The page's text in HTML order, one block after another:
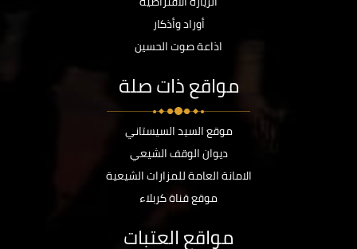
أوراد وأذكار
اذاعة صوت الحسين
مواقع ذات صلة
موقع السيد السيستاني
ديوان الوقف الشيعي
الامانة العامة للمزارات الشيعية
موقع قناة كربلاء
مواقع العتبات